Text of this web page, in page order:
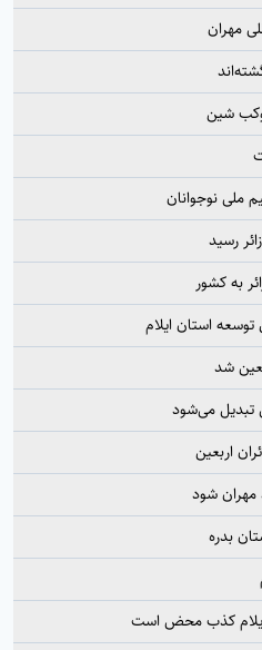
مهران
شین
ملی نوجوانان
استان ایلام
شد
تبدیل می‌شود
اربعین
مهران شود
بدره
کذب محض است